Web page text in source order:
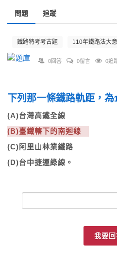
問題 追蹤
鐵路特考考古題 110年鐵路法大意
0回答 0留言 0追
下列那一條鐵路軌距，
(A)台灣高鐵全線
(B)臺鐵轄下的南迴線
(C)阿里山林業鐵路
(D)台中捷運綠線。
我要